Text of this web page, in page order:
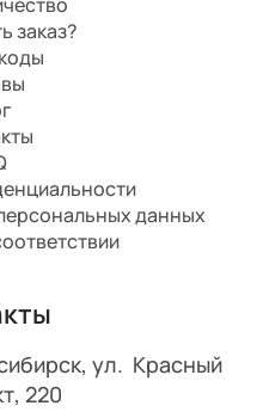
заказ?
данных
ул. Красный
220